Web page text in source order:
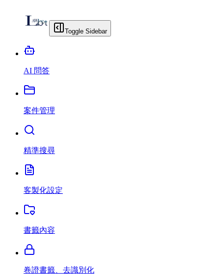
Toggle Sidebar
AI 問答
案件管理
精準搜尋
客製化設定
書籤內容
卷證書籤、去識別化